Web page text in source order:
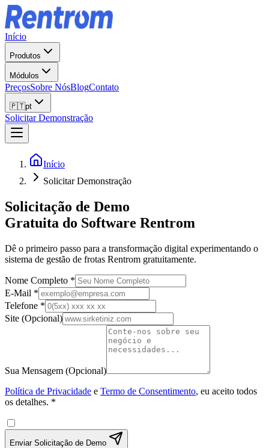
Início
Produtos
Módulos
PreçosSobre NósBlogContato
🇵🇹pt
Solicitar Demonstração
Início
Solicitar Demonstração
Solicitação de Demo
Gratuita do Software Rentrom
Dê o primeiro passo para a transformação digital experimentando o
sistema de gestão de frotas Rentrom gratuitamente.
Nome Completo *
E-Mail *
Telefone *
Site (Opcional)
Sua Mensagem (Opcional)
Política de Privacidade e Termo de Consentimento, eu aceito todos
os detalhes. *
Enviar Solicitação de Demo